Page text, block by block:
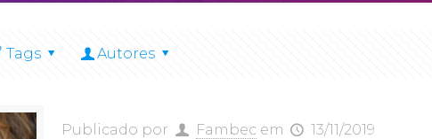
Tags Autores
Publicado por Fambec em 13/11/2019